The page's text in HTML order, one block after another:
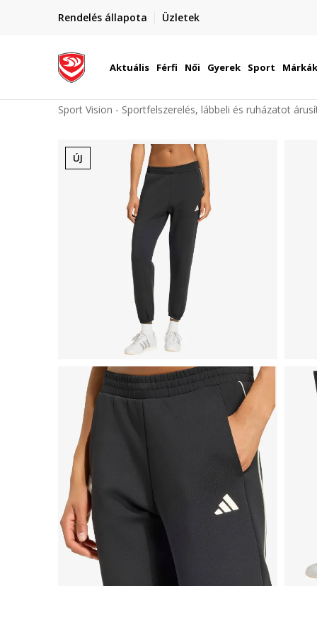
Rendelés állapota Üzletek
Szállítás Magyarország területén
Aktuális Férfi Női Gyerek Sport Márkák
Sport Vision - Sportfelszerelés, lábbeli és ruházatot
ÚJ